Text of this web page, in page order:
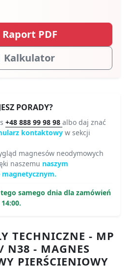
Raport PDF
Kalkulator
PORADY?
+48 888 99 98 98 albo daj znać
kontaktowy w sekcji
magnesów neodymowych
naszemu naszym
tego samego dnia dla zamówień
TECHNICZNE - MP
N38 - MAGNES
PIERŚCIENIOWY